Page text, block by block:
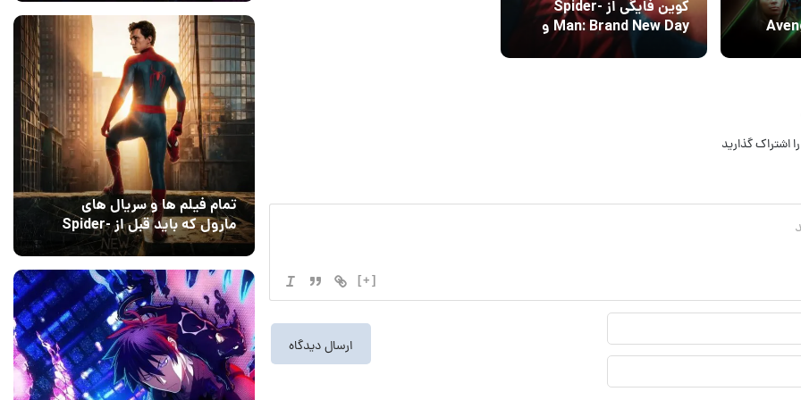
کوین فایگی از Spider-
Man: Brand New Day و
شخصیت سیدی سینک
اشتراک گذارید
[+]
نام
نمایشی*
ایمیل*
تمام فیلم ها و سریال های
مارول که باید قبل از Spider-
Man: Brand New Day تماشا
۰ 10 مرداد 1405